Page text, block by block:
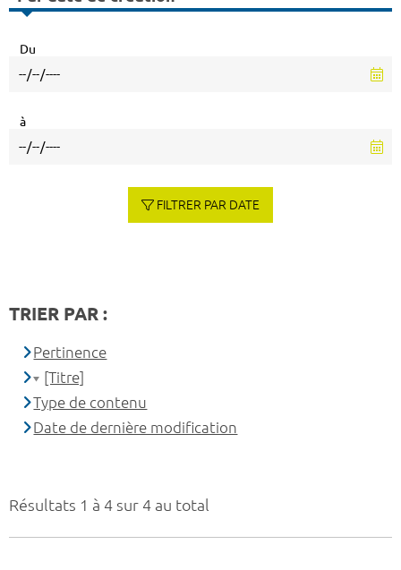
Résultats 1 à 4 sur 4 au total
Du
à
FILTRER PAR DATE
TRIER PAR :
Pertinence
[Titre]
Type de contenu
Date de dernière modification